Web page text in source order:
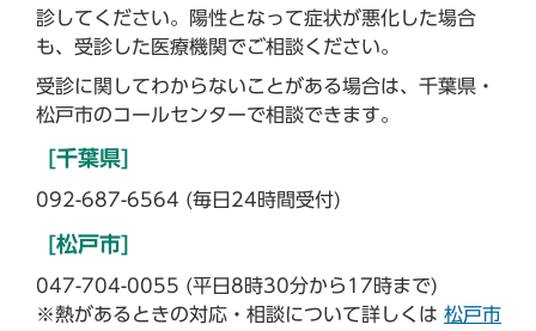
診してください。陽性となって症状が悪化した場合
も、受診した医療機関でご相談ください。
受診に関してわからないことがある場合は、千葉県・
松戸市のコールセンターで相談できます。
[千葉県]
092-687-6564 (毎日24時間受付)
[松戸市]
047-704-0055 (平日8時30分から17時まで)
※熱があるときの対応・相談について詳しくは 松戸市